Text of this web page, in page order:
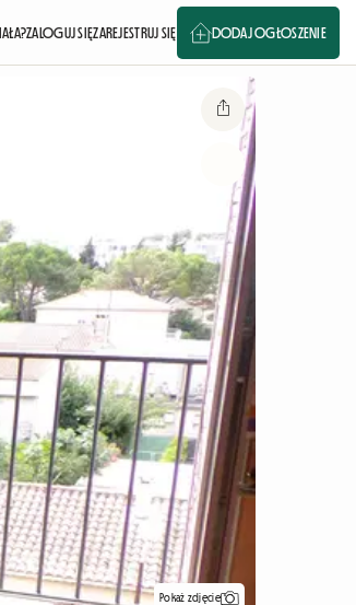
ZALOGUJ SIĘZAREJESTRUJ SIĘ DODAJ OGŁOSZENIE
Pokaż zdjęcie